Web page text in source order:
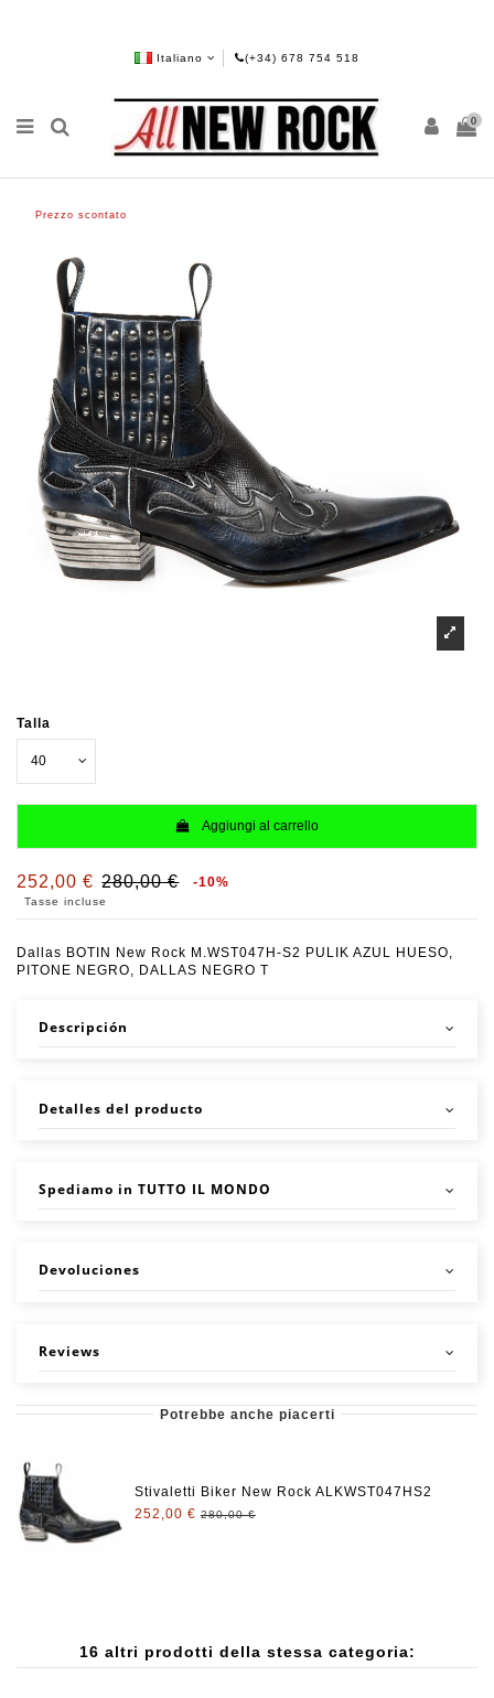
Italiano (+34) 678 754 518
0
Prezzo scontato
Talla
Aggiungi al carrello
252,00 € 280,00 € -10%
Tasse incluse
Dallas BOTIN New Rock M.WST047H-S2 PULIK AZUL HUESO,
PITONE NEGRO, DALLAS NEGRO T
Descripción
Detalles del producto
Spediamo in TUTTO IL MONDO
Devoluciones
Reviews
Potrebbe anche piacerti
Stivaletti Biker New Rock ALKWST047HS2
252,00 € 280,00 €
16 altri prodotti della stessa categoria: